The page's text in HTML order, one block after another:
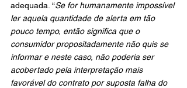
adequada. “Se for humanamente impossível
ler aquela quantidade de alerta em tão
pouco tempo, então significa que o
consumidor propositadamente não quis se
informar e neste caso, não poderia ser
acobertado pela interpretação mais
favorável do contrato por suposta falha do